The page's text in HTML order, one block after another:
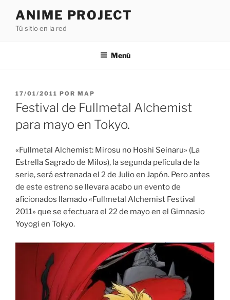
contenido
ANIME PROJECT
Tú sitio en la red
Menú
PUBLICADO
EL
17/01/2011 POR MAP
Festival de Fullmetal Alchemist
para mayo en Tokyo.
«Fullmetal Alchemist: Mirosu no Hoshi Seinaru» (La
Estrella Sagrado de Milos), la segunda película de la
serie, será estrenada el 2 de Julio en Japón. Pero antes
de este estreno se llevara acabo un evento de
aficionados llamado «Fullmetal Alchemist Festival
2011» que se efectuara el 22 de mayo en el Gimnasio
Yoyogi en Tokyo.